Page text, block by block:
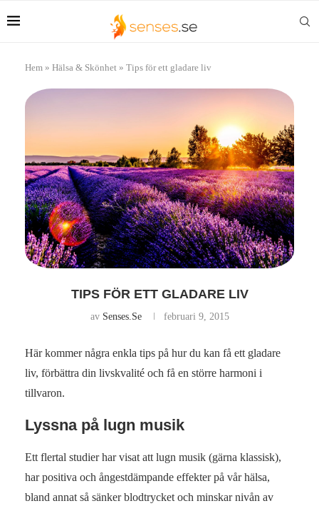
Hem » Hälsa & Skönhet » Tips för ett gladare liv
TIPS FÖR ETT GLADARE LIV
av Senses.se februari 9, 2015
Här kommer några enkla tips på hur du kan få ett gladare
liv, förbättra din livskvalité och få en större harmoni i
tillvaron.
Lyssna på lugn musik
Ett flertal studier har visat att lugn musik (gärna klassisk),
har positiva och ångestdämpande effekter på vår hälsa,
bland annat så sänker blodtrycket och minskar nivån av